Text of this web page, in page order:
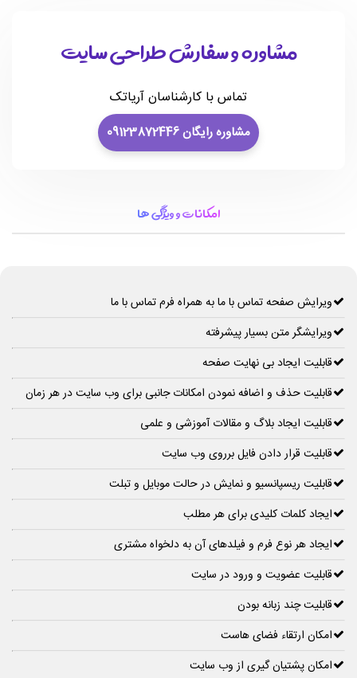
مشاوره و سفارش طراحی سایت
تماس با کارشناسان آریاتک
مشاوره رایگان 09123872446
امکانات و ویژگی ها
ویرایش صفحه تماس با ما به همراه فرم تماس با ما
ویرایشگر متن بسیار پیشرفته
قابلیت ایجاد بی نهایت صفحه
قابلیت حذف و اضافه نمودن امکانات جانبی برای وب سایت در هر زمان
قابلیت ایجاد بلاگ و مقالات آموزشی و علمی
قابلیت قرار دادن فایل برروی وب سایت
قابلیت ریسپانسیو و نمایش در حالت موبایل و تبلت
ایجاد کلمات کلیدی برای هر مطلب
ایجاد هر نوع فرم و فیلدهای آن به دلخواه مشتری
قابلیت عضویت و ورود در سایت
قابلیت چند زبانه بودن
امکان ارتقاء فضای هاست
امکان پشتیان گیری از وب سایت